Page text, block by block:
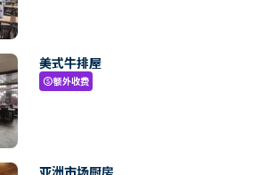
美式牛排屋
paid额外收费
亚洲市场厨房